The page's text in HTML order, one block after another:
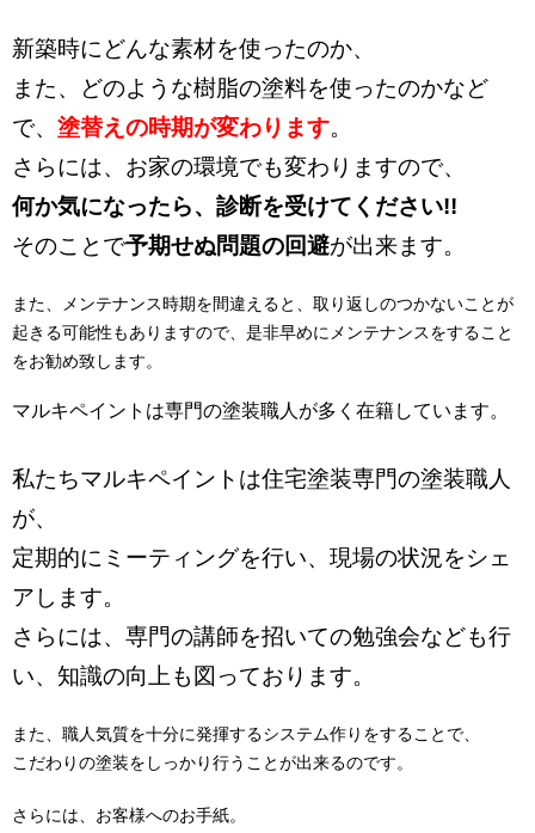
新築時にどんな素材を使ったのか、
また、どのような樹脂の塗料を使ったのかなど
で、 塗替えの時期が変わります。
さらには、お家の環境でも変わりますので、
何か気になったら、診断を受けてください!!
そのことで予期せぬ問題の回避が出来ます。
また、
メンテナンス時期を間違えると、取り返しのつかないことが
起きる可能性もありますので、是非早めにメンテナンスをすること
をお勧め致します。
マルキペイントは専門の塗装職人が多く在籍しています。
私たちマルキペイントは住宅塗装専門の塗装職人
が、
定期的にミーティングを行い、現場の状況をシェ
アします。
さらには、専門の講師を招いての勉強会なども行
い、知識の向上も図っております。
また、職人気質を十分に発揮するシステム作りをすることで、
こだわりの塗装をしっかり行うことが出来るのです。
さらには、お客様へのお手紙。